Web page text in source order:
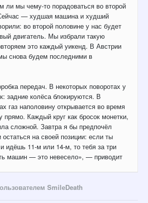
ли мы чему-то порадоваться во второй
— худшая машина и худший
во второй половине у нас будет
двигатель. Мы избрали такую
это каждый уикенд. В Австрии
снова будем последними в
передач. В некоторых поворотах у
задние колёса блокируются. В
газ наполовину открывается во время
прямо. Каждый круг как бросок монетки,
сложной. Завтра я бы предпочёл
остаться на своей позиции: если ты
идёшь 11-м или 14-м, то тебя за три
машин — это невесело», — приводит
SmilеDeath